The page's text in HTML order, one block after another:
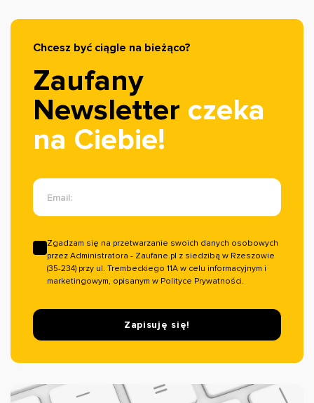
klienci, stajecie się częścią największego
Chcesz być ciągle na bieżąco?
Zaufany
Newsletter czeka
na Ciebie!
Email:
Zgadzam się na przetwarzanie swoich danych osobowych
przez Administratora - Zaufane.pl z siedzibą w Rzeszowie
(35-234) przy ul. Trembeckiego 11A w celu informacyjnym i
marketingowym, opisanym w Polityce Prywatności.
Zapisuję się!